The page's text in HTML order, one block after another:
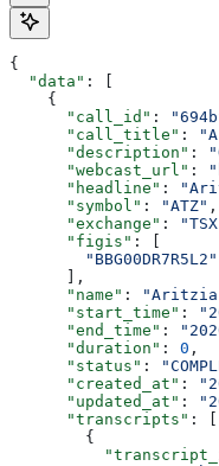
{
  "data"
: [
    {
      "call_id"
:
      "call_title"
:
      "description"
:
      "webcast_url"
:
      "headline"
:
      "symbol"
: "ATZ" ,
      "exchange"
:
      "figis"
: [
        "BBG00DR7R5L2"
      ],
      "name"
:
      "start_time"
:
      "end_time"
:
      "duration"
: 0 ,
      "status"
:
      "created_at"
:
      "updated_at"
:
      "transcripts"
: [
        {